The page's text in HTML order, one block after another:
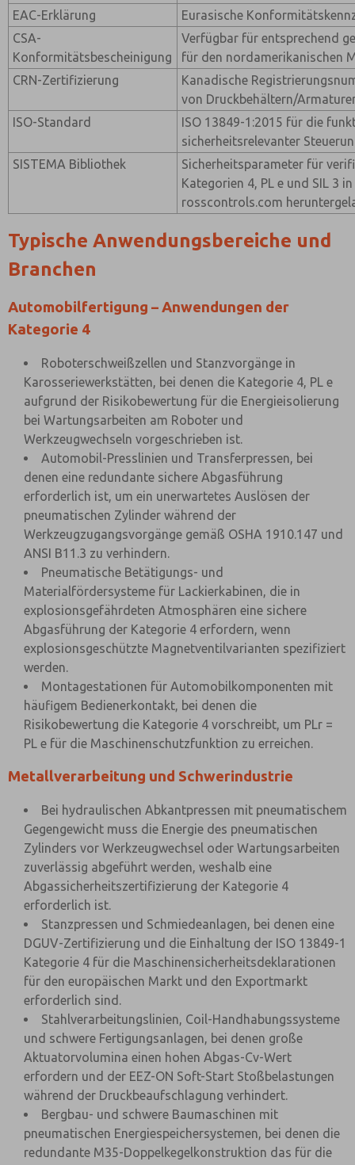
EAC-Erklärung
Eurasische
CSA-
Konformitätsbescheinigung
Verfügbar für entsprechend
für den nordamerikanischen
CRN-Zertifizierung
Kanadische
von Druckbehältern/
ISO-Standard
ISO 13849-1:2015 für die
sicherheitsrelevanter
SISTEMA Bibliothek
Sicherheitsparameter für
Kategorien 4, PL e und SIL 3
rosscontrols.com
Typische Anwendungsbereiche und
Branchen
Automobilfertigung – Anwendungen der
Kategorie 4
Roboterschweißzellen und Stanzvorgänge in
Karosseriewerkstätten, bei denen die Kategorie 4, PL e
aufgrund der Risikobewertung für die Energieisolierung
bei Wartungsarbeiten am Roboter und
Werkzeugwechseln vorgeschrieben ist.
Automobil-Presslinien und Transferpressen, bei
denen eine redundante sichere Abgasführung
erforderlich ist, um ein unerwartetes Auslösen der
pneumatischen Zylinder während der
Werkzeugzugangsvorgänge gemäß OSHA 1910.147 und
ANSI B11.3 zu verhindern.
Pneumatische Betätigungs- und
Materialfördersysteme für Lackierkabinen, die in
explosionsgefährdeten Atmosphären eine sichere
Abgasführung der Kategorie 4 erfordern, wenn
explosionsgeschützte Magnetventilvarianten spezifiziert
werden.
Montagestationen für Automobilkomponenten mit
häufigem Bedienerkontakt, bei denen die
Risikobewertung die Kategorie 4 vorschreibt, um PLr =
PL e für die Maschinenschutzfunktion zu erreichen.
Metallverarbeitung und Schwerindustrie
Bei hydraulischen Abkantpressen mit pneumatischem
Gegengewicht muss die Energie des pneumatischen
Zylinders vor Werkzeugwechsel oder Wartungsarbeiten
zuverlässig abgeführt werden, weshalb eine
Abgassicherheitszertifizierung der Kategorie 4
erforderlich ist.
Stanzpressen und Schmiedeanlagen, bei denen eine
DGUV-Zertifizierung und die Einhaltung der ISO 13849-1
Kategorie 4 für die Maschinensicherheitsdeklarationen
für den europäischen Markt und den Exportmarkt
erforderlich sind.
Stahlverarbeitungslinien, Coil-Handhabungssysteme
und schwere Fertigungsanlagen, bei denen große
Aktuatorvolumina einen hohen Abgas-Cv-Wert
erfordern und der EEZ-ON Soft-Start Stoßbelastungen
während der Druckbeaufschlagung verhindert.
Bergbau- und schwere Baumaschinen mit
pneumatischen Energiespeichersystemen, bei denen die
redundante M35-Doppelkegelkonstruktion das für die